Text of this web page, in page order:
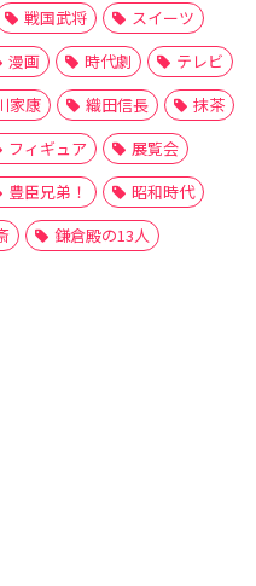
戦国武将
スイーツ
漫画 時代劇
テレビ
家康 織田信長
抹茶
フィギュア
展覧会
豊臣兄弟！
昭和時代
鎌倉殿の13人